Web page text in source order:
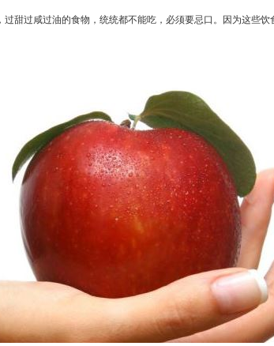
过咸过油的食物，统统都不能吃，必须要忌口。因为这些饮